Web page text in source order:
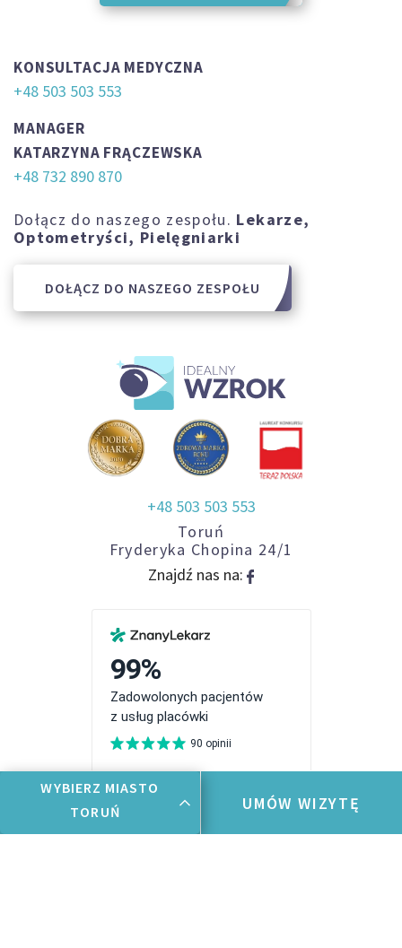
KONSULTACJA MEDYCZNA
+48 503 503 553
MANAGER
KATARZYNA FRĄCZEWSKA
+48 732 890 870
Dołącz do naszego zespołu. Lekarze,
Optometryści, Pielęgniarki
DOŁĄCZ DO NASZEGO ZESPOŁU
+48 503 503 553
Toruń
Fryderyka Chopina 24/1
Znajdź nas na:
WYBIERZ MIASTO
TORUŃ
UMÓW WIZYTĘ